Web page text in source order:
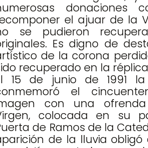
donaciones
el ajuar de la
se pudieron
Es digno de
de la corona
recuperado en la
15 de junio de 1991 la
el
con una
colocada en su
de Ramos de la
de la lluvia